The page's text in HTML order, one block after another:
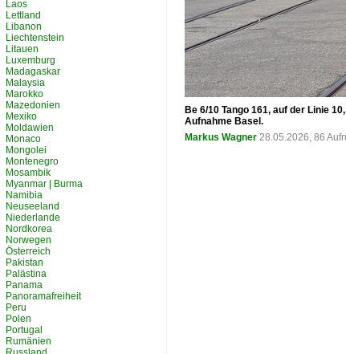
Be 6/10 Tango 161, auf der Linie
Aufnahme Basel.
Markus Wagner 28.05.2026, 86
Laos
Lettland
Libanon
Liechtenstein
Litauen
Luxemburg
Madagaskar
Malaysia
Marokko
Mazedonien
Mexiko
Moldawien
Monaco
Mongolei
Montenegro
Mosambik
Myanmar | Burma
Namibia
Neuseeland
Niederlande
Nordkorea
Norwegen
Österreich
Pakistan
Palästina
Panama
Panoramafreiheit
Peru
Polen
Portugal
Rumänien